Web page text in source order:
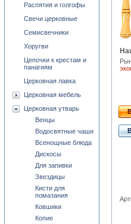
Распятия и голгофы
Свечи церковные
Семисвечники
Хоругви
Цепочки к крестам и
панагиям
Церковная лавка
Церковная мебель
Церковная утварь
Венцы
Водосвятные чаши
Всенощные блюда
Дискосы
Для запивки
Звездицы
Кисти для
помазания
Ковшики
Копие